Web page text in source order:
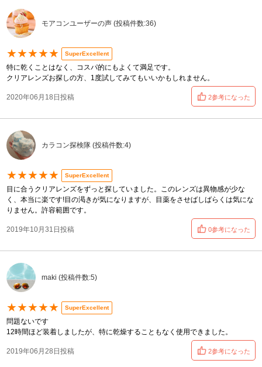
モアコンユーザーの声 (投稿件数:36)
★★★★★ SuperExcellent
特に乾くことはなく、コスパ的にもよくて満足です。
クリアレンズお探しの方、1度試してみてもいいかもしれません。
2020年06月18日投稿 2参考になった
カラコン探検隊 (投稿件数:4)
★★★★★ SuperExcellent
目に合うクリアレンズをずっと探していました。このレンズは異物感が少な
く、本当に楽です!目の渇きが気になりますが、目薬をさせばしばらくは気にな
りません。許容範囲です。
2019年10月31日投稿 0参考になった
maki (投稿件数:5)
★★★★★ SuperExcellent
問題ないです
12時間ほど装着しましたが、特に乾燥することもなく使用できました。
2019年06月28日投稿 2参考になった